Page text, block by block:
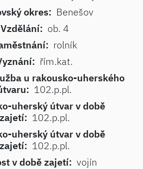
okres: Benešov
Vzdělání: ob. 4
rolník
řím.kat.
u rakousko-uherského
102.p.pl.
uherský útvar v době
zajetí: 102.p.pl.
uherský útvar v době
zajetí: 102.p.pl.
v době zajetí: vojín